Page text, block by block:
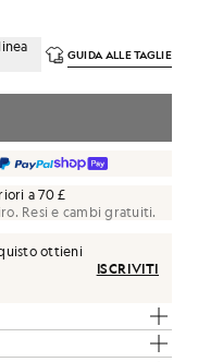
GUIDA ALLE TAGLIE
a 70 £
Resi e cambi gratuiti.
ottieni
ISCRIVITI